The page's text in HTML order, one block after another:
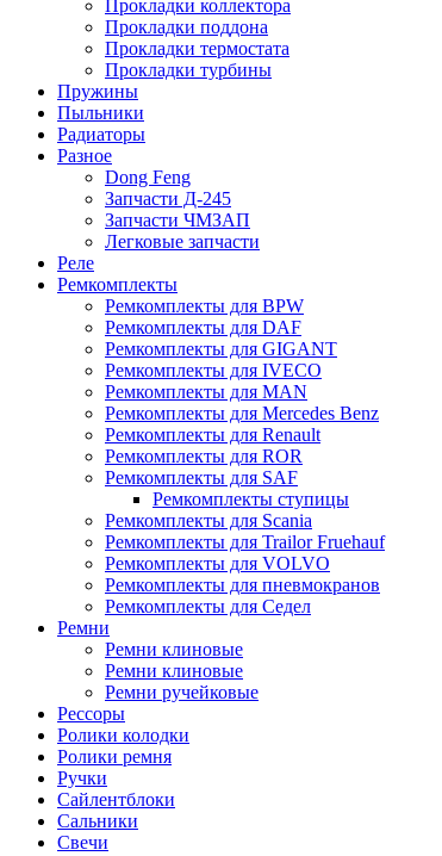
Прокладки коллектора
Прокладки поддона
Прокладки термостата
Прокладки турбины
Пружины
Пыльники
Радиаторы
Разное
Dong Feng
Запчасти Д-245
Запчасти ЧМЗАП
Легковые запчасти
Реле
Ремкомплекты
Ремкомплекты для BPW
Ремкомплекты для DAF
Ремкомплекты для GIGANT
Ремкомплекты для IVECO
Ремкомплекты для MAN
Ремкомплекты для Mercedes Benz
Ремкомплекты для Renault
Ремкомплекты для ROR
Ремкомплекты для SAF
Ремкомплекты ступицы
Ремкомплекты для Scania
Ремкомплекты для Trailor Fruehauf
Ремкомплекты для VOLVO
Ремкомплекты для пневмокранов
Ремкомплекты для Седел
Ремни
Ремни клиновые
Ремни клиновые
Ремни ручейковые
Рессоры
Ролики колодки
Ролики ремня
Ручки
Сайлентблоки
Сальники
Свечи